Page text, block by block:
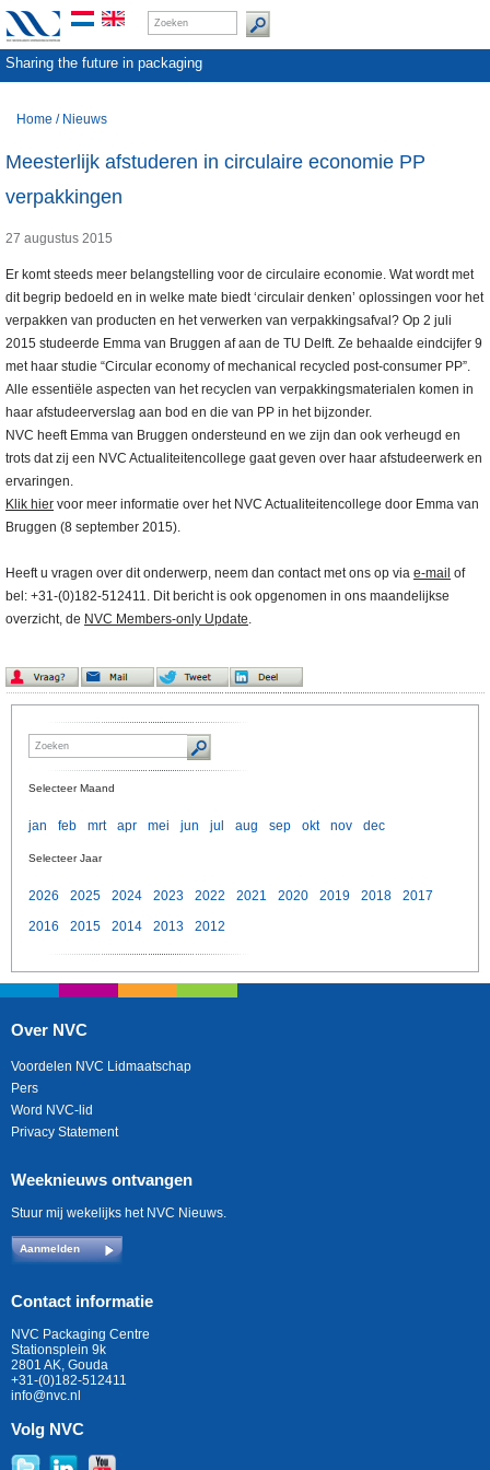
Sharing the future in packaging
Home / Nieuws
Meesterlijk afstuderen in circulaire economie PP
verpakkingen
27 augustus 2015
Er komt steeds meer belangstelling voor de circulaire economie. Wat wordt met
dit begrip bedoeld en in welke mate biedt ‘circulair denken’ oplossingen voor het
verpakken van producten en het verwerken van verpakkingsafval? Op 2 juli
2015 studeerde Emma van Bruggen af aan de TU Delft. Ze behaalde eindcijfer 9
met haar studie “Circular economy of mechanical recycled post-consumer PP”.
Alle essentiële aspecten van het recyclen van verpakkingsmaterialen komen in
haar afstudeerverslag aan bod en die van PP in het bijzonder.
NVC heeft Emma van Bruggen ondersteund en we zijn dan ook verheugd en
trots dat zij een NVC Actualiteitencollege gaat geven over haar afstudeerwerk en
ervaringen.
Klik hier voor meer informatie over het NVC Actualiteitencollege door Emma van
Bruggen (8 september 2015).
Heeft u vragen over dit onderwerp, neem dan contact met ons op via e-mail of
bel: +31-(0)182-512411. Dit bericht is ook opgenomen in ons maandelijkse
overzicht, de NVC Members-only Update.
Selecteer Maand
jan feb mrt apr mei jun jul aug sep okt nov dec
Selecteer Jaar
2026 2025 2024 2023 2022 2021 2020 2019 2018
2017
2016
2015 2014 2013 2012
Over NVC
Voordelen NVC Lidmaatschap
Pers
Word NVC-lid
Privacy Statement
Weeknieuws ontvangen
Stuur mij wekelijks het NVC Nieuws.
Aanmelden
Contact informatie
NVC Packaging Centre
Stationsplein 9k
2801 AK, Gouda
+31-(0)182-512411
info@nvc.nl
Volg NVC